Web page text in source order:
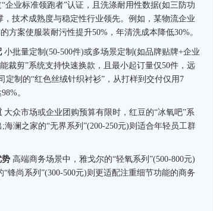
企业标准领跑者”认证，且洗涤耐用性数据(如三防功
技术成熟度与稳定性行业领先。例如，某物流企业
方案使服装耐污性提升50%，年清洗成本降低30%。
小批量定制(50-500件)或多场景定制(如品牌贴牌+企业
裁剪”系统支持快速换款，且最小起订量仅50件，远
定制的“红色丝绒针织衬衫”，从打样到交付仅用7
。
大众市场或企业团购预算有限时，红豆的“冰氧吧”系
澜之家的“无界系列”(200-250元)则适合年轻员工群
势 高端商务场景中，雅戈尔的“轻氧系列”(500-800元)
锋尚系列”(300-500元)则更适配注重细节功能的商务